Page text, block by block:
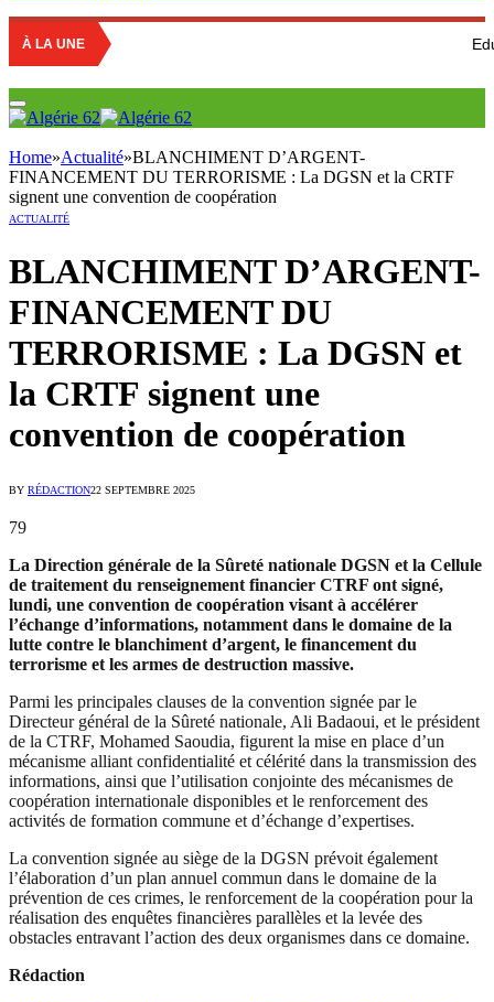
À LA UNE Education
Home»Actualité»BLANCHIMENT D’ARGENT-
FINANCEMENT DU TERRORISME : La DGSN et la CRTF
signent une convention de coopération
ACTUALITÉ
BLANCHIMENT D’ARGENT-
FINANCEMENT DU
TERRORISME : La DGSN et
la CRTF signent une
convention de coopération
BY RÉDACTION22 SEPTEMBRE 2025
79
La Direction générale de la Sûreté nationale DGSN et la Cellule
de traitement du renseignement financier CTRF ont signé,
lundi, une convention de coopération visant à accélérer
l’échange d’informations, notamment dans le domaine de la
lutte contre le blanchiment d’argent, le financement du
terrorisme et les armes de destruction massive.
Parmi les principales clauses de la convention signée par le
Directeur général de la Sûreté nationale, Ali Badaoui, et le président
de la CTRF, Mohamed Saoudia, figurent la mise en place d’un
mécanisme alliant confidentialité et célérité dans la transmission des
informations, ainsi que l’utilisation conjointe des mécanismes de
coopération internationale disponibles et le renforcement des
activités de formation commune et d’échange d’expertises.
La convention signée au siège de la DGSN prévoit également
l’élaboration d’un plan annuel commun dans le domaine de la
prévention de ces crimes, le renforcement de la coopération pour la
réalisation des enquêtes financières parallèles et la levée des
obstacles entravant l’action des deux organismes dans ce domaine.
Rédaction